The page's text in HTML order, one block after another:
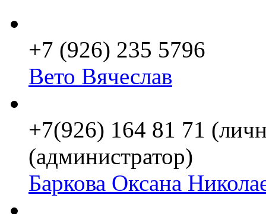
+7 (926) 235 5796
Вето Вячеслав
+7(926) 164 81 71
(администратор)
Баркова Оксана